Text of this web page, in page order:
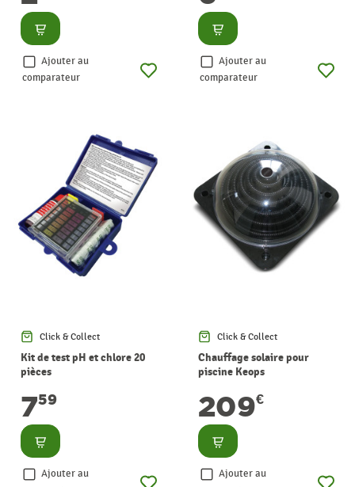
Consulter
Ajouter au
comparateur
Consulter
Ajouter au
comparateur
Click & Collect
Kit de test pH et chlore 20
pièces
759
Consulter
Ajouter au
Click & Collect
Chauffage solaire pour
piscine Keops
209€
Consulter
Ajouter au